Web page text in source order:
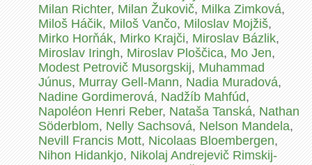
Milan Richter,Milan Žukovič,Milka Zimková,
Miloš Háčik,Miloš Vančo,Miloslav Mojžiš,
Mirko Horňák,Mirko Krajči,Miroslav Bázlik,
Miroslav Iringh,Miroslav Ploščica,Mo Jen,
Modest Petrovič Musorgskij,Muhammad
Júnus,Murray Gell-Mann,Nadia Muradová,
Nadine Gordimerová,Nadžíb Mahfúd,
Napoléon Henri Reber,Nataša Tanská,Nathan
Söderblom,Nelly Sachsová,Nelson Mandela,
Nevill Francis Mott,Nicolaas Bloembergen,
Nihon Hidankjo,Nikolaj Andrejevič Rimskij-